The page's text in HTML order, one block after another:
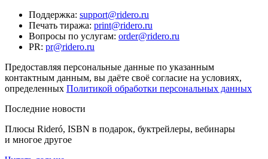
Поддержка: support@ridero.ru
Печать тиража: print@ridero.ru
Вопросы по услугам: order@ridero.ru
PR: pr@ridero.ru
Предоставляя персональные данные по указанным
контактным данным, вы даёте своё согласие на условиях,
определенных Политикой обработки персональных данных
Последние новости
Плюсы Rideró, ISBN в подарок, буктрейлеры, вебинары
и многое другое